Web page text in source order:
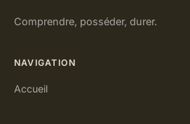
Comprendre, posséder, durer.
NAVIGATION
Accueil